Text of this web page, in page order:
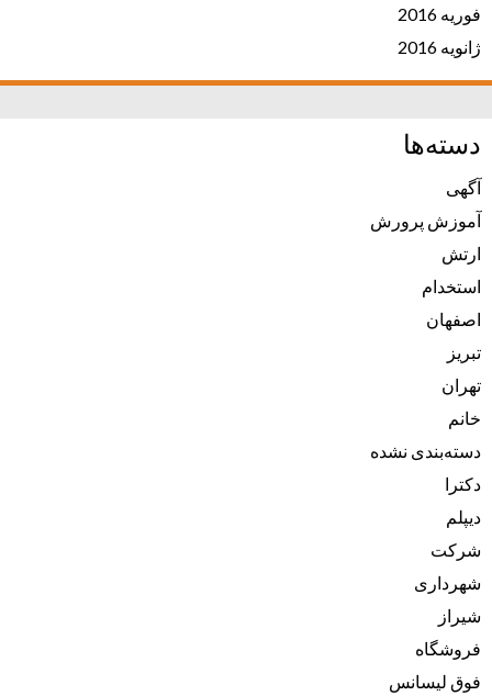
فوریه 2016
ژانویه 2016
دسته‌ها
آگهی
آموزش پرورش
ارتش
استخدام
اصفهان
تبریز
تهران
خانم
دسته‌بندی نشده
دکترا
دیپلم
شرکت
شهرداری
شیراز
فروشگاه
فوق لیسانس